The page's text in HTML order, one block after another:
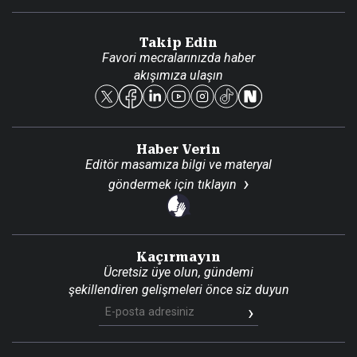
Reklam Ver
Takip Edin
Favori mecralarınızda haber
akışımıza ulaşın
Haber Verin
Editör masamıza bilgi ve materyal
göndermek için tıklayın
Kaçırmayın
Ücretsiz üye olun, gündemi
şekillendiren gelişmeleri önce siz duyun